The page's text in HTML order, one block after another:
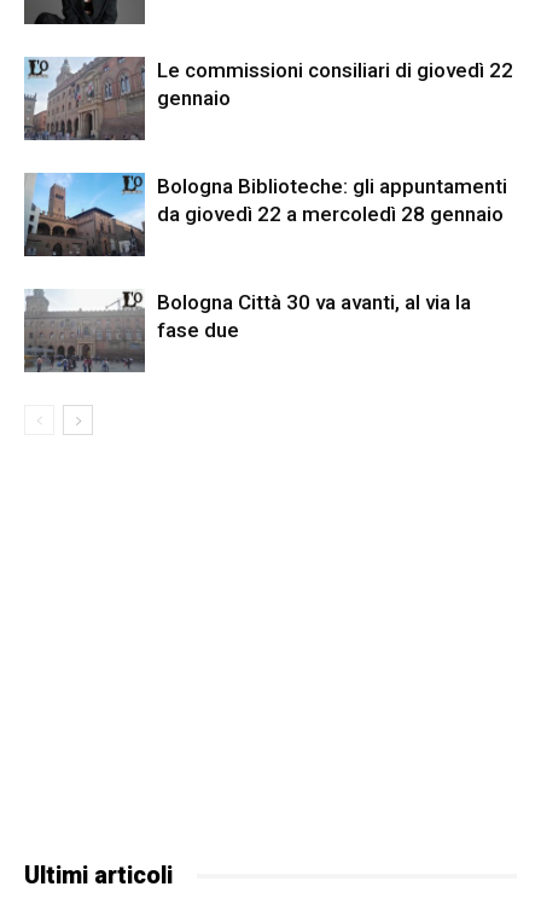
Le commissioni consiliari di giovedì 22
gennaio
Bologna Biblioteche: gli appuntamenti
da giovedì 22 a mercoledì 28 gennaio
Bologna Città 30 va avanti, al via la
fase due
Ultimi articoli